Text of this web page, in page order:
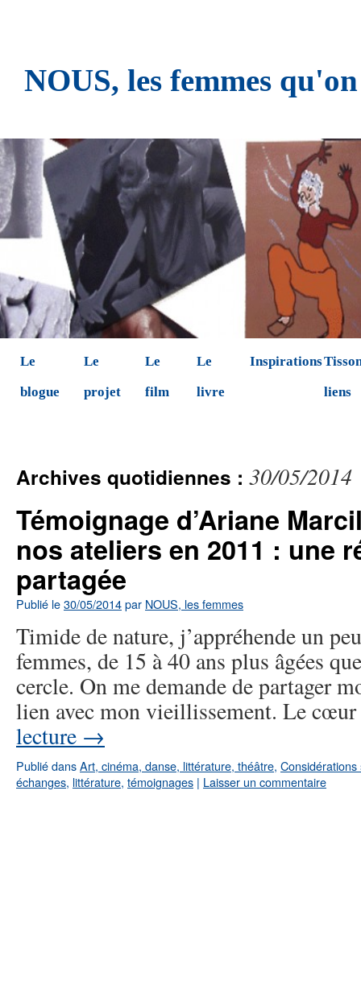
NOUS, les femmes
Le
blogue
Le
projet
Le
film
Le
livre
Inspirations
liens
Archives quotidiennes : 30/05/2014
Témoignage d’Ariane
nos ateliers en 2011 : une
partagée
Publié le30/05/2014par NOUS, les femmes
Timide de nature, j’appréhende un
femmes, de 15 à 40 ans plus âgées
cercle. On me demande de partager
lien avec mon vieillissement. Le
lecture →
Publié dansArt, cinéma, danse, littérature, théâtre,
échanges, littérature, témoignages | Laisser un commentaire